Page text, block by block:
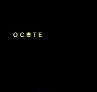
content